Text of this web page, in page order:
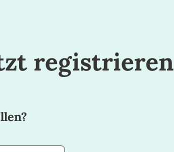
registrieren